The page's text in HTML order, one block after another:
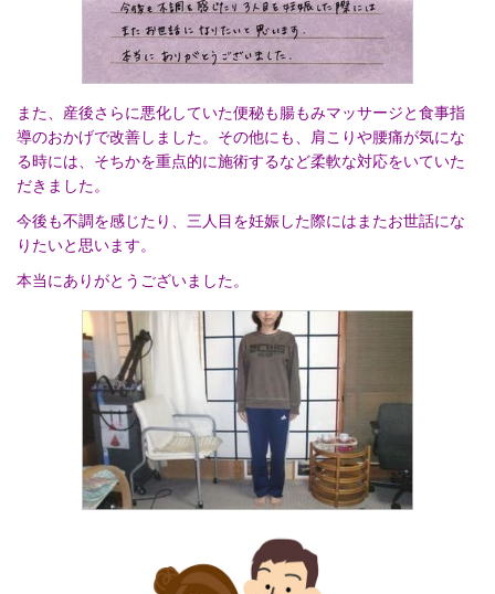
また、産後さらに悪化していた便秘も腸もみマッサージと食事指
導のおかげで改善しました。その他にも、肩こりや腰痛が気にな
る時には、そちかを重点的に施術するなど柔軟な対応をいていた
だきました。
今後も不調を感じたり、三人目を妊娠した際にはまたお世話にな
りたいと思います。
本当にありがとうございました。